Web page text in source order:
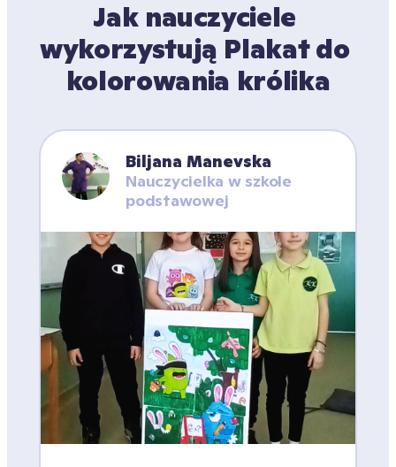
Jak nauczyciele
wykorzystują Plakat do
kolorowania królika
Biljana Manevska
Nauczycielka w szkole
podstawowej